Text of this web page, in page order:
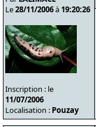
Le28/11/2006à 19:20:26
Inscription : le
11/07/2006
Localisation : Pouzay